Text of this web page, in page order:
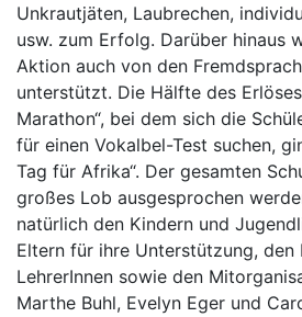
Unkrautjäten, Laubrechen,
usw. zum Erfolg. Darüber hinaus
Aktion auch von den
unterstützt. Die Hälfte des
Marathon“, bei dem sich die
für einen Vokalbel-Test suchen,
Tag für Afrika“. Der gesamten
großes Lob ausgesprochen
natürlich den Kindern und
Eltern für ihre Unterstützung, den
LehrerInnen sowie den
Marthe Buhl, Evelyn Eger und